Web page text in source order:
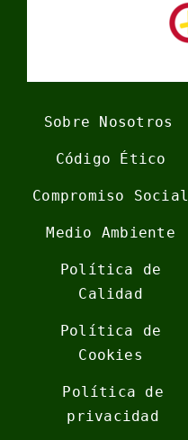
Sobre Nosotros
Código Ético
Compromiso Social
Medio Ambiente
Política de
Calidad
Política de
Cookies
Política de
privacidad